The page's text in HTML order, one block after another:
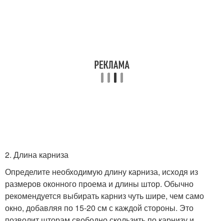
2. Длина карниза
Определите необходимую длину карниза, исходя из
размеров оконного проема и длины штор. Обычно
рекомендуется выбирать карниз чуть шире, чем само
окно, добавляя по 15-20 см с каждой стороны. Это